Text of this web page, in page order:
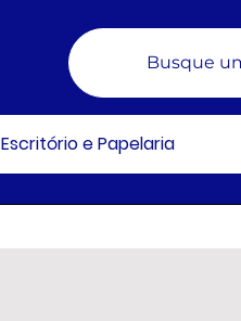
Busque
Escritório e Papelaria